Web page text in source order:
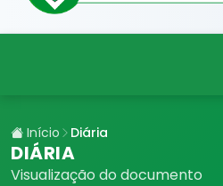
Início Diária
DIÁRIA
Visualização do documento